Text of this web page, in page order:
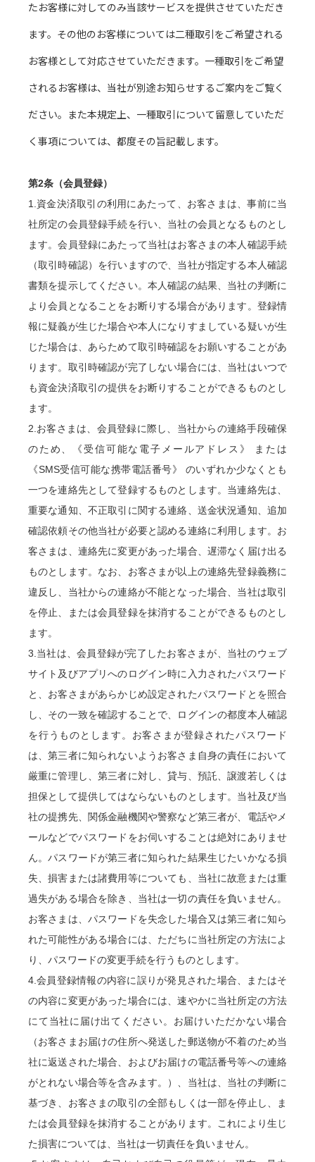
たお客様に対してのみ当該サービスを提供させていただき
ます。その他のお客様については二種取引をご希望される
お客様として対応させていただきます。一種取引をご希望
されるお客様は、当社が別途お知らせするご案内をご覧く
ださい。また本規定上、一種取引について留意していただ
く事項については、都度その旨記載します。
第2条（会員登録）
1.資金決済取引の利用にあたって、お客さまは、事前に当
社所定の会員登録手続を行い、当社の会員となるものとし
ます。会員登録にあたって当社はお客さまの本人確認手続
（取引時確認）を行いますので、当社が指定する本人確認
書類を提示してください。本人確認の結果、当社の判断に
より会員となることをお断りする場合があります。登録情
報に疑義が生じた場合や本人になりすましている疑いが生
じた場合は、あらためて取引時確認をお願いすることがあ
ります。取引時確認が完了しない場合には、当社はいつで
も資金決済取引の提供をお断りすることができるものとし
ます。
2.お客さまは、会員登録に際し、当社からの連絡手段確保
のため、《受信可能な電子メールアドレス》 または
《SMS受信可能な携帯電話番号》 のいずれか少なくとも
一つを連絡先として登録するものとします。当連絡先は、
重要な通知、不正取引に関する連絡、送金状況通知、追加
確認依頼その他当社が必要と認める連絡に利用します。お
客さまは、連絡先に変更があった場合、遅滞なく届け出る
ものとします。なお、お客さまが以上の連絡先登録義務に
違反し、当社からの連絡が不能となった場合、当社は取引
を停止、または会員登録を抹消することができるものとし
ます。
3.当社は、会員登録が完了したお客さまが、当社のウェブ
サイト及びアプリへのログイン時に入力されたパスワード
と、お客さまがあらかじめ設定されたパスワードとを照合
し、その一致を確認することで、ログインの都度本人確認
を行うものとします。お客さまが登録されたパスワード
は、第三者に知られないようお客さま自身の責任において
厳重に管理し、第三者に対し、貸与、預託、譲渡若しくは
担保として提供してはならないものとします。当社及び当
社の提携先、関係金融機関や警察など第三者が、電話やメ
ールなどでパスワードをお伺いすることは絶対にありませ
ん。パスワードが第三者に知られた結果生じたいかなる損
失、損害または諸費用等についても、当社に故意または重
過失がある場合を除き、当社は一切の責任を負いません。
お客さまは、パスワードを失念した場合又は第三者に知ら
れた可能性がある場合には、ただちに当社所定の方法によ
り、パスワードの変更手続を行うものとします。
4.会員登録情報の内容に誤りが発見された場合、またはそ
の内容に変更があった場合には、速やかに当社所定の方法
にて当社に届け出てください。お届けいただかない場合
（お客さまお届けの住所へ発送した郵送物が不着のため当
社に返送された場合、およびお届けの電話番号等への連絡
がとれない場合等を含みます。）、当社は、当社の判断に
基づき、お客さまの取引の全部もしくは一部を停止し、ま
たは会員登録を抹消することがあります。これにより生じ
た損害については、当社は一切責任を負いません。